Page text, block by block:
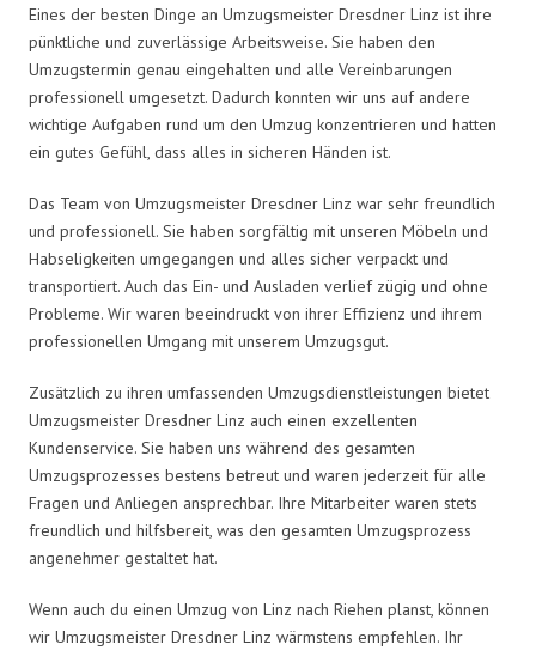
Eines der besten Dinge an Umzugsmeister Dresdner Linz ist ihre
pünktliche und zuverlässige Arbeitsweise. Sie haben den
Umzugstermin genau eingehalten und alle Vereinbarungen
professionell umgesetzt. Dadurch konnten wir uns auf andere
wichtige Aufgaben rund um den Umzug konzentrieren und hatten
ein gutes Gefühl, dass alles in sicheren Händen ist.
Das Team von Umzugsmeister Dresdner Linz war sehr freundlich
und professionell. Sie haben sorgfältig mit unseren Möbeln und
Habseligkeiten umgegangen und alles sicher verpackt und
transportiert. Auch das Ein- und Ausladen verlief zügig und ohne
Probleme. Wir waren beeindruckt von ihrer Effizienz und ihrem
professionellen Umgang mit unserem Umzugsgut.
Zusätzlich zu ihren umfassenden Umzugsdienstleistungen bietet
Umzugsmeister Dresdner Linz auch einen exzellenten
Kundenservice. Sie haben uns während des gesamten
Umzugsprozesses bestens betreut und waren jederzeit für alle
Fragen und Anliegen ansprechbar. Ihre Mitarbeiter waren stets
freundlich und hilfsbereit, was den gesamten Umzugsprozess
angenehmer gestaltet hat.
Wenn auch du einen Umzug von Linz nach Riehen planst, können
wir Umzugsmeister Dresdner Linz wärmstens empfehlen. Ihr